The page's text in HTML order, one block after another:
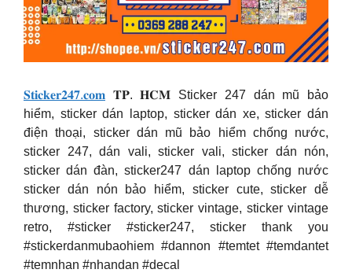
𝐒𝐭𝐢𝐜𝐤𝐞𝐫𝟐𝟒𝟕.𝐜𝐨𝐦 𝐓𝐏. 𝐇𝐂𝐌 Sticker 247 dán mũ bảo
hiểm, sticker dán laptop, sticker dán xe, sticker dán
điện thoại, sticker dán mũ bảo hiểm chống nước,
sticker 247, dán vali, sticker vali, sticker dán nón,
sticker dán đàn, sticker247 dán laptop chống nước
sticker dán nón bảo hiểm, sticker cute, sticker dễ
thương, sticker factory, sticker vintage, sticker vintage
retro, #sticker #sticker247, sticker thank you
#stickerdanmubaohiem #dannon #temtet #temdantet
#temnhan #nhandan #decal